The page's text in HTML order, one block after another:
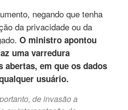
negando que tenha
da privacidade ou da
O ministro apontou
uma varredura
abertas, em que os dados
usuário.
de invasão a